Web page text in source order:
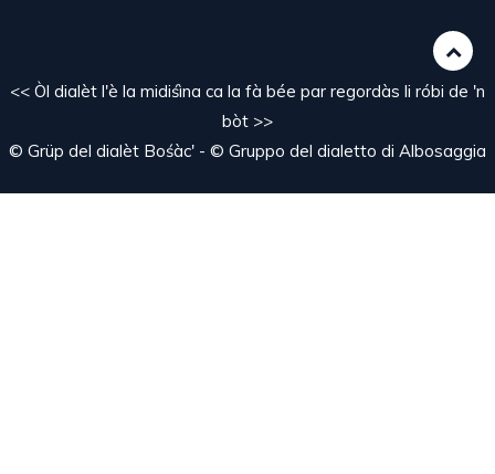
<< Òl dialèt l'è la midiśìna ca la fà bée par regordàs li róbi de 'n
bòt >>
© Grüp del dialèt Bośàc' - © Gruppo del dialetto di Albosaggia